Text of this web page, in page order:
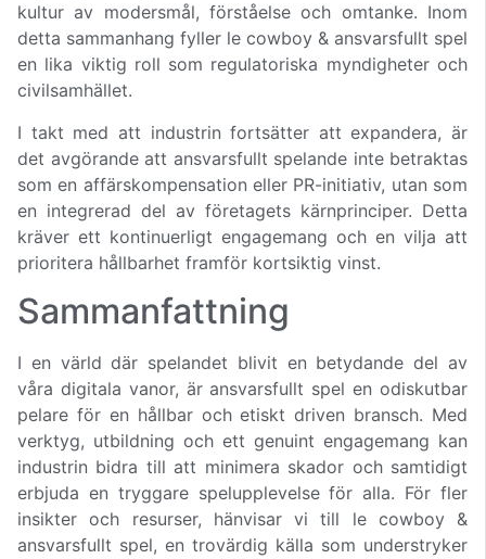
kultur av modersmål, förståelse och omtanke. Inom
detta sammanhang fyller le cowboy & ansvarsfullt spel
en lika viktig roll som regulatoriska myndigheter och
civilsamhället.
I takt med att industrin fortsätter att expandera, är
det avgörande att ansvarsfullt spelande inte betraktas
som en affärskompensation eller PR-initiativ, utan som
en integrerad del av företagets kärnprinciper. Detta
kräver ett kontinuerligt engagemang och en vilja att
prioritera hållbarhet framför kortsiktig vinst.
Sammanfattning
I en värld där spelandet blivit en betydande del av
våra digitala vanor, är ansvarsfullt spel en odiskutbar
pelare för en hållbar och etiskt driven bransch. Med
verktyg, utbildning och ett genuint engagemang kan
industrin bidra till att minimera skador och samtidigt
erbjuda en tryggare spelupplevelse för alla. För fler
insikter och resurser, hänvisar vi till le cowboy &
ansvarsfullt spel, en trovärdig källa som understryker